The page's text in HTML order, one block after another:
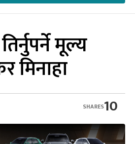
मूल्य
मिनाहा
10
SHARES